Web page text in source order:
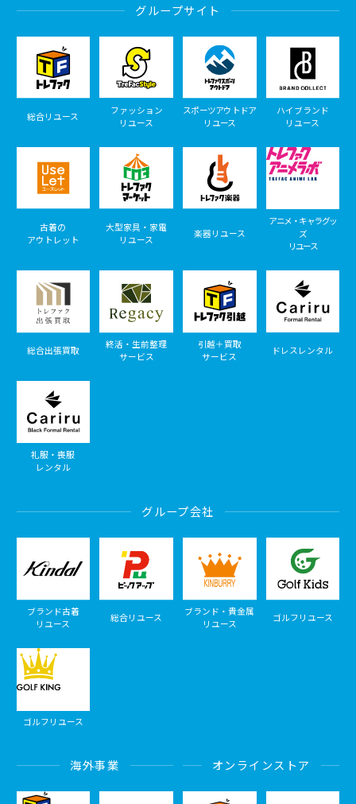
グループサイト
総合リユース
ファッション
リユース
スポーツアウトドア
リユース
ハイブランド
リユース
古着の
アウトレット
大型家具・家電
リユース
楽器リユース
アニメ・キャラグッ
ズ
リユース
総合出張買取
終活・生前整理
サービス
引越＋買取
サービス
ドレスレンタル
礼服・喪服
レンタル
グループ会社
ブランド古着
リユース
総合リユース
ブランド・貴金属
リユース
ゴルフリユース
ゴルフリユース
海外事業 オンラインストア